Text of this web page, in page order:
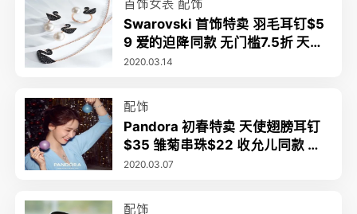
首饰女表 配饰
Swarovski 首饰特卖 羽毛耳钉$5
9 爱的迫降同款 无门槛7.5折 天鹅
项链$66
2020.03.14
配饰
Pandora 初春特卖 天使翅膀耳钉
$35 雏菊串珠$22 收允儿同款 低
至6.5折 粉叶戒指补货$65
2020.03.07
配饰